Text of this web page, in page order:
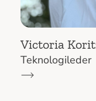
Victoria
Teknologileder